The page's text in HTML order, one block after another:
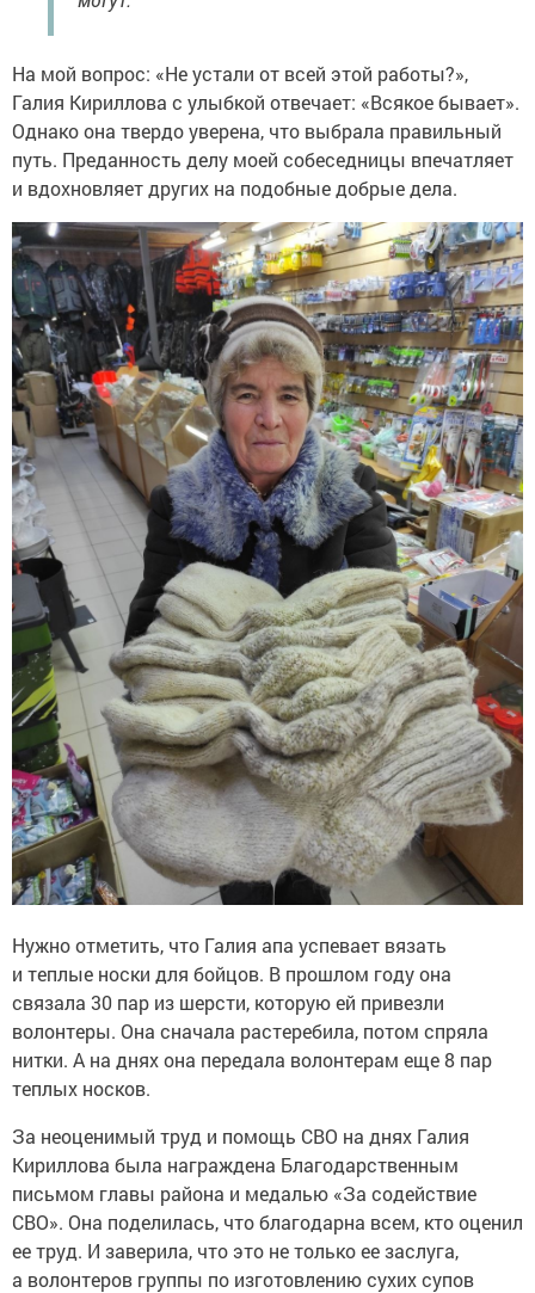
На мой вопрос: «Не устали от всей этой работы?»,
Галия Кириллова с улыбкой отвечает: «Всякое бывает».
Однако она твердо уверена, что выбрала правильный
путь. Преданность делу моей собеседницы впечатляет
и вдохновляет других на подобные добрые дела.
Нужно отметить, что Галия апа успевает вязать
и теплые носки для бойцов. В прошлом году она
связала 30 пар из шерсти, которую ей привезли
волонтеры. Она сначала растеребила, потом спряла
нитки. А на днях она передала волонтерам еще 8 пар
теплых носков.
За неоценимый труд и помощь СВО на днях Галия
Кириллова была награждена Благодарственным
письмом главы района и медалью «За содействие
СВО». Она поделилась, что благодарна всем, кто оценил
ее труд. И заверила, что это не только ее заслуга,
а волонтеров группы по изготовлению сухих супов